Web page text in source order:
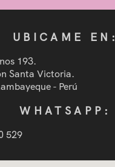
UBICAME EN:
193.
Santa Victoria.
- Perú
WHATSAPP:
529